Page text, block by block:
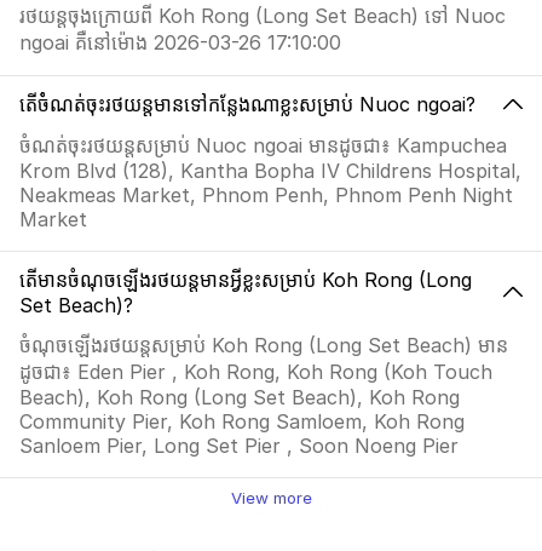
រថយន្តចុងក្រោយពី Koh Rong (Long Set Beach) ទៅ Nuoc
ngoai គឺនៅម៉ោង 2026-03-26 17:10:00
តើចំំណត់ចុះរថយន្តមានទៅកន្លែងណាខ្លះសម្រាប់ Nuoc ngoai?
ចំណត់ចុះរថយន្តសម្រាប់ Nuoc ngoai មានដូចជា៖ Kampuchea
Krom Blvd (128), Kantha Bopha IV Childrens Hospital,
Neakmeas Market, Phnom Penh, Phnom Penh Night
Market
តើមានចំណុចឡើងរថយន្តមានអ្វីខ្លះសម្រាប់ Koh Rong (Long
Set Beach)?
ចំណុចឡើងរថយន្តសម្រាប់ Koh Rong (Long Set Beach) មាន
ដូចជា៖ Eden Pier , Koh Rong, Koh Rong (Koh Touch
Beach), Koh Rong (Long Set Beach), Koh Rong
Community Pier, Koh Rong Samloem, Koh Rong
Sanloem Pier, Long Set Pier , Soon Noeng Pier
View more